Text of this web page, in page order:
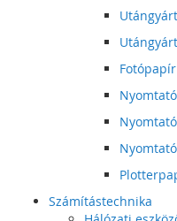
Fotópapír
Számítástechnika